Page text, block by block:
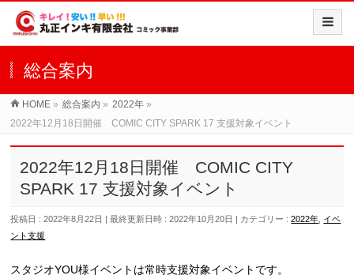
総合案内
HOME » 総合案内 » 2022年 »
2022年12月18日開催 COMIC CITY SPARK 17 支援対象イベント
2022年12月18日開催 COMIC CITY
SPARK 17 支援対象イベント
投稿日 : 2022年8月22日 最終更新日時 : 2022年10月20日 カテゴリー :2022年 イベ
ント支援
スタジオYOU様イベントは常時支援対象イベントです。